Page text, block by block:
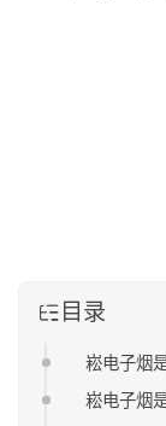
目录
崧电子烟
崧电子烟